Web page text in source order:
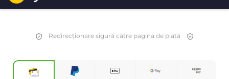
Redirecționare sigură către pagina de plată